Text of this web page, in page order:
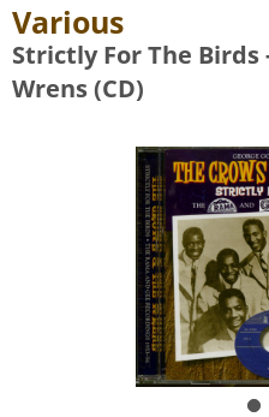
Various
Strictly For The Birds
Wrens (CD)